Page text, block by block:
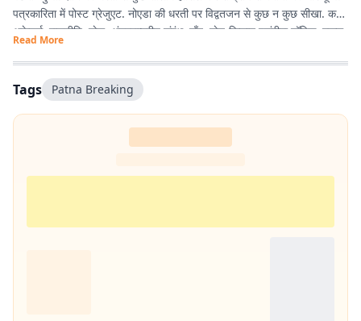
पत्रकारिता में पोस्ट ग्रेजुएट. नोएडा की धरती पर विद्वतजन से कुछ न कुछ सीखा. करंट
अफ़ेयर्स, राजनीति, खेल, अंतरराष्ट्रीय संबंध, गाँव, खेत-किसान पसंदीदा टॉपिक. स्कूल,
कॉलेज युनिवर्सिटी में यूथ से गपशप करना एनर्जी का अतिरिक्त स्रोत. साल 2020 में
नोएडा से शुरू हुई इस लेखन यात्रा कलम, डेस्कटॉप, लैपटॉप के की-बोर्ड से होते हुए
स्मार्ट फोन तक पहुंच गयी. ज्यों-ज्यों उम्र बढ़ रही है, सीखने, पढ़ने, लिखने की भूख भी
बढ़ रही है.
Read More
Tags Patna Breaking